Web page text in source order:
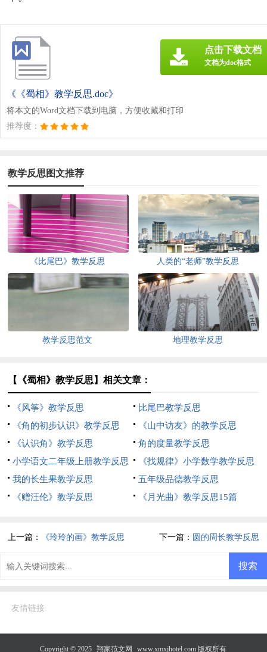
《《蜀相》教学反思.doc》
将本文的Word文档下载到电脑，方便收藏和打印
推荐度：
点击下载文档
文档为doc格式
教学反思图文推荐
《比尾巴》教学反思 人类的“老师”教学反思
教学反思范文 地理教学反思
【《蜀相》教学反思】相关文章：
《风筝》教学反思
比尾巴教学反思
《角的初步认识》教学反思
《山中访友》的教学反思
《认识角》教学反思
角的度量教学反思
小学语文二年级上册教学反思
《找规律》小学数学教学反思
我的长生果教学反思
五年级品德教学反思
《赠汪伦》教学反思
《月光曲》教学反思15篇
上一篇： 《玲玲的画》教学反思 下一篇： 圆的周长教学反思
友情链接:
Copyright © 2025 翔家范文网 www.xmxjhotel.com 版权所有